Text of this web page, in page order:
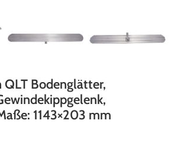
Bodenglätter,
1143×203 mm